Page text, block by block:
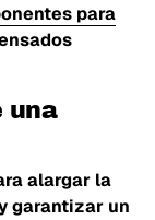
para
una
alargar la
garantizar un